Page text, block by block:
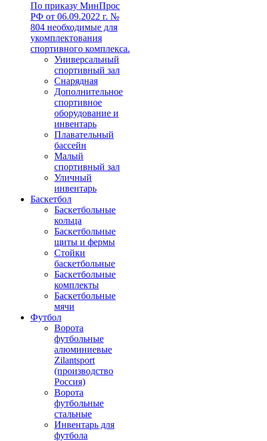
По приказу МинПрос
РФ от 06.09.2022 г. №
804 необходимые для
укомплектования
спортивного комплекса.
Универсальный
спортивный зал
Снарядная
Дополнительное
спортивное
оборудование и
инвентарь
Плавательный
бассейн
Малый
спортивный зал
Уличный
инвентарь
Баскетбол
Баскетбольные
кольца
Баскетбольные
щиты и фермы
Стойки
баскетбольные
Баскетбольные
комплекты
Баскетбольные
мячи
Футбол
Ворота
футбольные
алюминиевые
Zilantsport
(производство
Россия)
Ворота
футбольные
стальные
Инвентарь для
футбола